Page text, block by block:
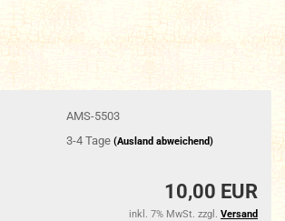
AMS-5503
3-4 Tage (Ausland abweichend)
10,00 EUR
inkl. 7% MwSt. zzgl. Versand